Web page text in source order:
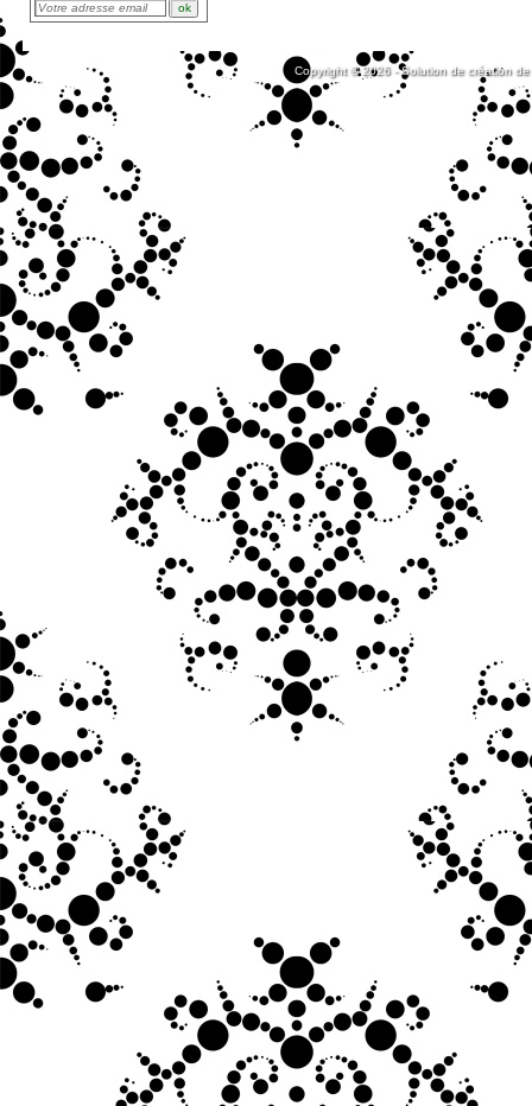
Copyright © 2026 - Solution de création